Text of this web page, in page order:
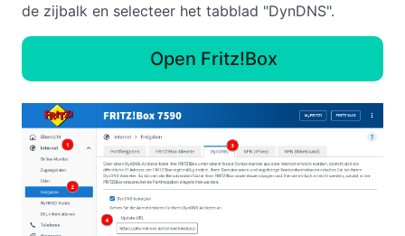
de zijbalk en selecteer het tabblad "DynDNS".
Open Fritz!Box